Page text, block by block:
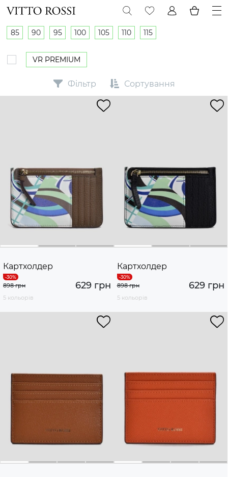
85 90 95 100 105 110 115
VR PREMIUM
Фільтр Сортування
Картхолдер
629 грн
898 грн
5 кольорів
Картхолдер
629 грн
898 грн
5 кольорів